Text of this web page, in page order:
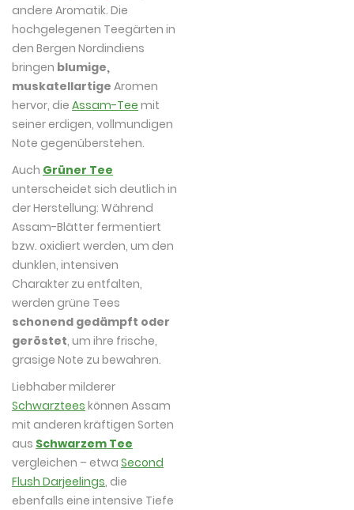
andere Aromatik. Die
hochgelegenen Teegärten in
den Bergen Nordindiens
bringen blumige,
muskatellartige Aromen
hervor, die Assam-Tee mit
seiner erdigen, vollmundigen
Note gegenüberstehen.
Auch Grüner Tee
unterscheidet sich deutlich in
der Herstellung: Während
Assam-Blätter fermentiert
bzw. oxidiert werden, um den
dunklen, intensiven
Charakter zu entfalten,
werden grüne Tees
schonend gedämpft oder
geröstet, um ihre frische,
grasige Note zu bewahren.
Liebhaber milderer
Schwarztees können Assam
mit anderen kräftigen Sorten
aus Schwarzem Tee
vergleichen – etwa Second
Flush Darjeelings, die
ebenfalls eine intensive Tiefe